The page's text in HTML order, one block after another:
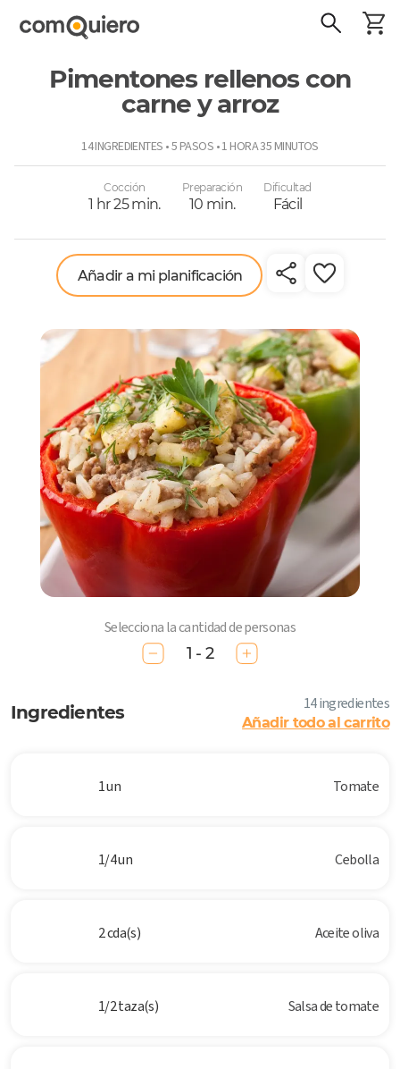
Pimentones rellenos con
carne y arroz
14 INGREDIENTES • 5 PASOS • 1 HORA 35 MINUTOS
Cocción
1 hr 25 min.
Preparación
10 min.
Dificultad
Fácil
Añadir a mi planificación
Selecciona la cantidad de personas
1 - 2
Ingredientes 14 ingredientes
Añadir todo al carrito
1 un Tomate
1/4 un Cebolla
2 cda(s) Aceite oliva
1/2 taza(s) Salsa de tomate